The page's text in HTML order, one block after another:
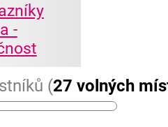
-
(27 volných